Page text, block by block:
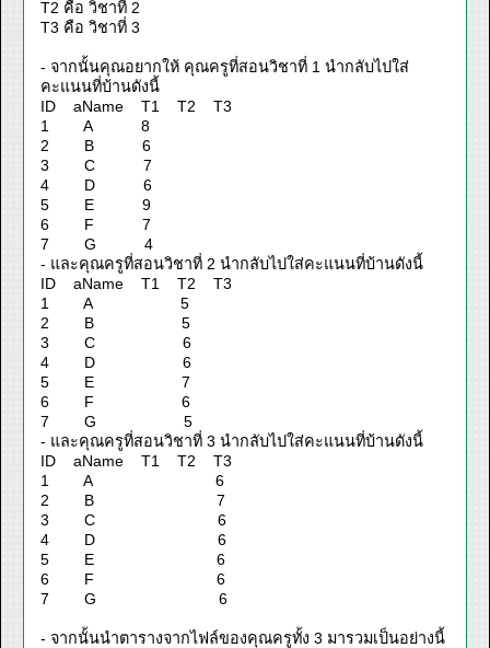
T2 คือ วิชาที่ 2
T3 คือ วิชาที่ 3
- จากนั้นคุณอยากให้ คุณครูที่สอนวิชาที่ 1 นำกลับไปใส่
คะแนนที่บ้านดังนี้
ID aName T1 T2 T3
1 A 8
2 B 6
3 C 7
4 D 6
5 E 9
6 F 7
7 G 4
- และคุณครูที่สอนวิชาที่ 2 นำกลับไปใส่คะแนนที่บ้านดังนี้
ID aName T1 T2 T3
1 A 5
2 B 5
3 C 6
4 D 6
5 E 7
6 F 6
7 G 5
- และคุณครูที่สอนวิชาที่ 3 นำกลับไปใส่คะแนนที่บ้านดังนี้
ID aName T1 T2 T3
1 A 6
2 B 7
3 C 6
4 D 6
5 E 6
6 F 6
7 G 6
- จากนั้นนำตารางจากไฟล์ของคุณครูทั้ง 3 มารวมเป็นอย่างนี้